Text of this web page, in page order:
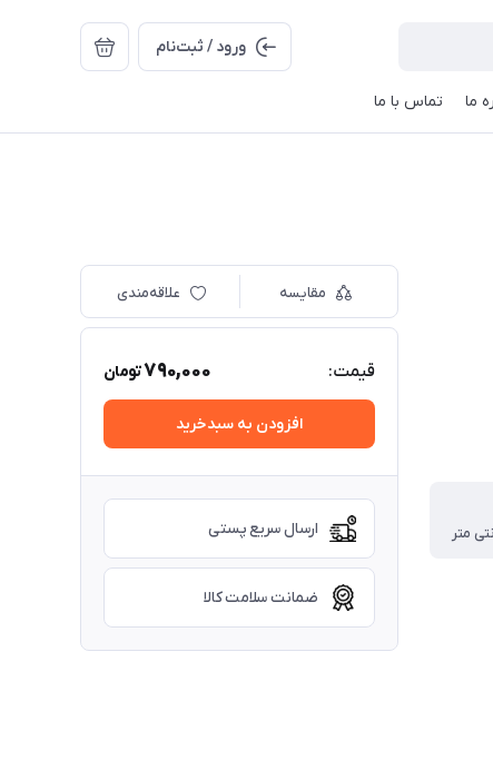
ورود / ثبت‌نام
ما تماس با ما
مقایسه علاقه‌مندی
قیمت: 790,000تومان
افزودن به سبدخرید
ارسال سریع پستی
ضمانت سلامت کالا